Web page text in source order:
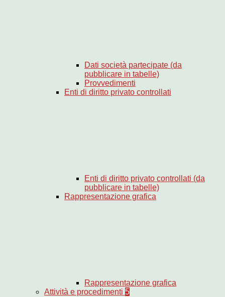
Dati società partecipate (da
pubblicare in tabelle)
Provvedimenti
Enti di diritto privato controllati
Enti di diritto privato controllati (da
pubblicare in tabelle)
Rappresentazione grafica
Rappresentazione grafica
Attività e procedimenti 5